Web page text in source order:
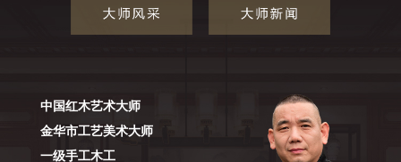
中国红木艺术大师
金华市工艺美术大师
一级手工木工